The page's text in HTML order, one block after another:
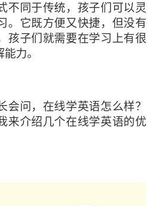
不同于传统，孩子们可以灵
。它既方便又快捷，但没有
孩子们就需要在学习上有很
力。
会问，在线学英语怎么样？
来介绍几个在线学英语的优